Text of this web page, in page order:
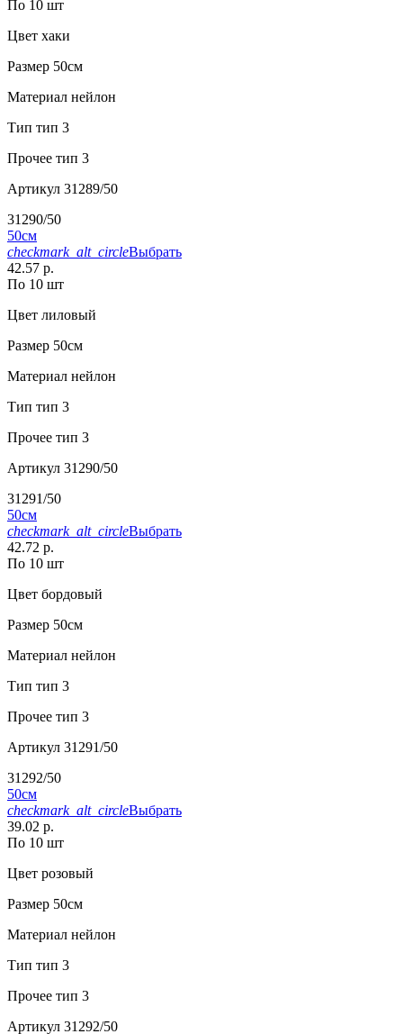
По 10 шт
Цвет хаки
Размер 50см
Материал нейлон
Тип тип 3
Прочее тип 3
Артикул 31289/50
31290/50
50см
checkmark_alt_circleВыбрать
42.57 р.
По 10 шт
Цвет лиловый
Размер 50см
Материал нейлон
Тип тип 3
Прочее тип 3
Артикул 31290/50
31291/50
50см
checkmark_alt_circleВыбрать
42.72 р.
По 10 шт
Цвет бордовый
Размер 50см
Материал нейлон
Тип тип 3
Прочее тип 3
Артикул 31291/50
31292/50
50см
checkmark_alt_circleВыбрать
39.02 р.
По 10 шт
Цвет розовый
Размер 50см
Материал нейлон
Тип тип 3
Прочее тип 3
Артикул 31292/50